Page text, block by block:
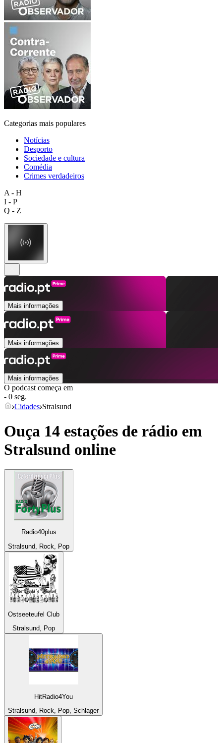
Categorias mais populares
Notícias
Desporto
Sociedade e cultura
Comédia
Crimes verdadeiros
A - H
I - P
Q - Z
Mais informações
Mais informações
Mais informações
O podcast começa em
- 0 seg.
Cidades Stralsund
Ouça 14 estações de rádio em
Stralsund online
Radio40plus
Stralsund, Rock, Pop
Ostseeteufel Club
Stralsund, Pop
HitRadio4You
Stralsund, Rock, Pop, Schlager